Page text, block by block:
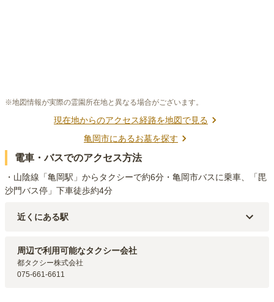
※地図情報が実際の霊園所在地と異なる場合がございます。
現在地からのアクセス経路を地図で見る
亀岡市にあるお墓を探す
電車・バスでのアクセス方法
・山陰線「亀岡駅」からタクシーで約6分・亀岡市バスに乗車、「毘
沙門バス停」下車徒歩約4分
近くにある駅
嵯峨野線
並河 駅（5.6km ）
嵯峨野線
馬堀駅（
嵯峨野観光線
周辺で利用可能なタクシー会社
都タクシー株式会社
075-661-6611